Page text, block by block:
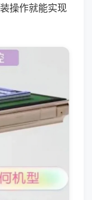
操作就能实现